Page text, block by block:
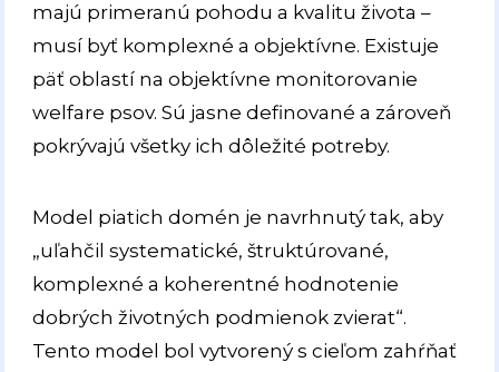
majú primeranú pohodu a kvalitu života –
musí byť komplexné a objektívne. Existuje
päť oblastí na objektívne monitorovanie
welfare psov. Sú jasne definované a zároveň
pokrývajú všetky ich dôležité potreby.
Model piatich domén je navrhnutý tak, aby
„uľahčil systematické, štruktúrované,
komplexné a koherentné hodnotenie
dobrých životných podmienok zvierat“.
Tento model bol vytvorený s cieľom zahŕňať